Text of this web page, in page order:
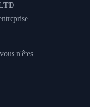
n'êtes